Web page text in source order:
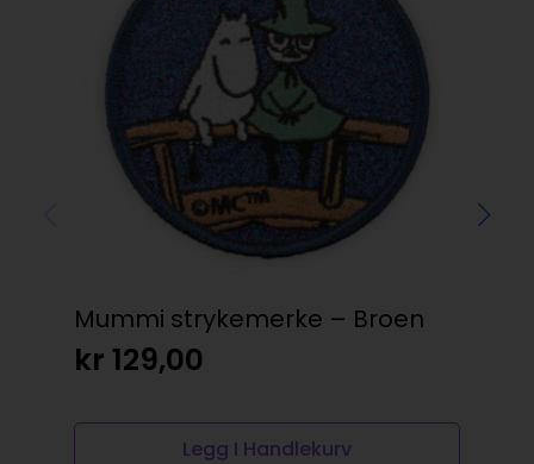
Mummi strykemerke – Broen
kr 129,00
Legg I Handlekurv